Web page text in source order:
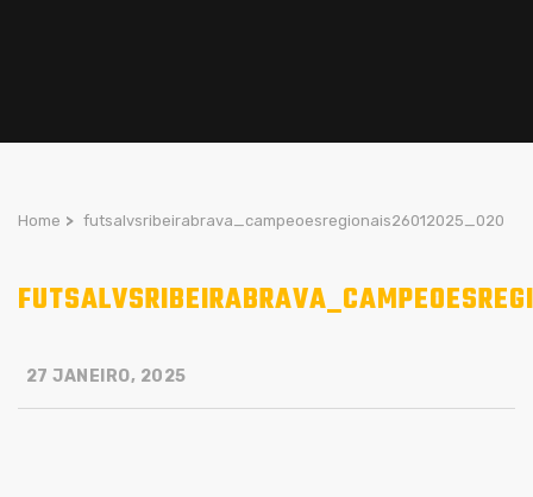
Home > futsalvsribeirabrava_campeoesregionais26012025_020
27 JANEIRO, 2025